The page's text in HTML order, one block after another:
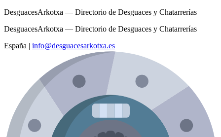
DesguacesArkotxa — Directorio de Desguaces y Chatarrerías
DesguacesArkotxa — Directorio de Desguaces y Chatarrerías
España | info@desguacesarkotxa.es